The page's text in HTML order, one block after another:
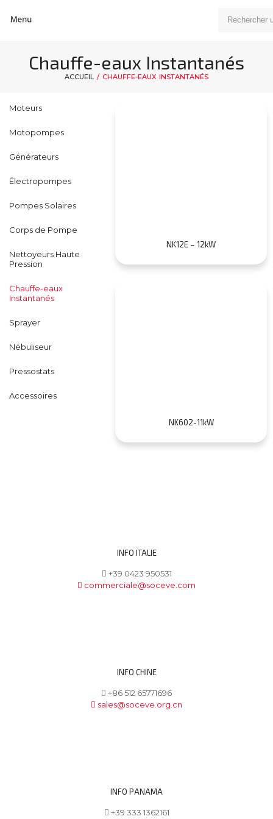
Chauffe-eaux Instantanés
ACCUEIL / CHAUFFE-EAUX INSTANTANÉS
Moteurs
Motopompes
Générateurs
Électropompes
Pompes Solaires
Corps de Pompe
Nettoyeurs Haute
Pression
Chauffe-eaux
Instantanés
Sprayer
Nébuliseur
Pressostats
Accessoires
NK12E – 12kW
NK602-11kW
INFO ITALIE
+39 0423 950531
commerciale@soceve.com
INFO CHINE
+86 512 65771696
sales@soceve.org.cn
INFO PANAMA
+39 333 1362161